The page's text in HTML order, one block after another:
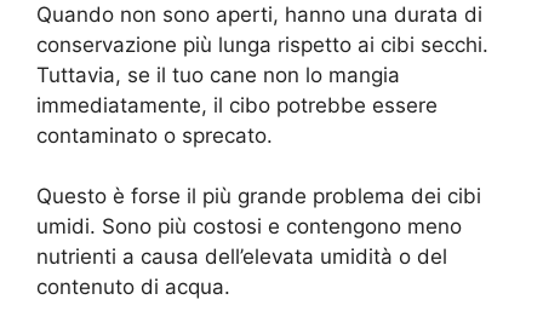
Quando non sono aperti, hanno una durata di
conservazione più lunga rispetto ai cibi secchi.
Tuttavia, se il tuo cane non lo mangia
immediatamente, il cibo potrebbe essere
contaminato o sprecato.
Questo è forse il più grande problema dei cibi
umidi. Sono più costosi e contengono meno
nutrienti a causa dell’elevata umidità o del
contenuto di acqua.